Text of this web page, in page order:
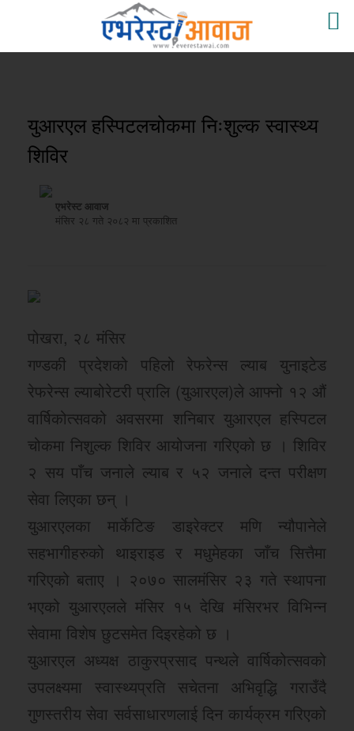
युआरएल हस्पिटलचोकमा निःशुल्क स्वास्थ्य
शिविर
एभरेस्ट आवाज
मंसिर २८ गते २०८२ मा प्रकाशित
पोखरा, २८ मंसिर
गण्डकी प्रदेशको पहिलो रेफरेन्स ल्याब युनाइटेड
रेफरेन्स ल्याबोरेटरी प्रालि (युआरएल)ले आफ्नो १२ औं
वार्षिकोत्सवको अवसरमा शनिबार युआरएल हस्पिटल
चोकमा निशुल्क शिविर आयोजना गरिएको छ । शिविर
२ सय पाँच जनाले ल्याब र ५२ जनाले दन्त परीक्षण
सेवा लिएका छन् ।
युआरएलका मार्केटिङ डाइरेक्टर मणि न्यौपानेले
सहभागीहरुको थाइराइड र मधुमेहका जाँच सित्तैमा
गरिएको बताए । २०७० सालमंसिर २३ गते स्थापना
भएको युआरएलले मंसिर १५ देखि मंसिरभर विभिन्न
सेवामा विशेष छुटसमेत दिइरहेको छ ।
युआरएल अध्यक्ष ठाकुरप्रसाद पन्थले वार्षिकोत्सवको
उपलक्ष्यमा स्वास्थ्यप्रति सचेतना अभिवृद्धि गराउँदै
गुणस्तरीय सेवा सर्वसाधारणलाई दिन कार्यक्रम गरिएको